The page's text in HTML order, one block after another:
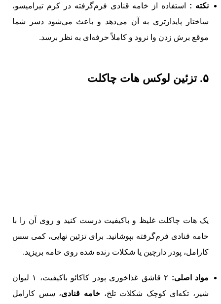
نکته : استفاده از خامه قنادی فرم‌گرفته در کرم تیرامیسو،
ساختار پایدارتری به آن می‌دهد و باعث می‌شود دسر شما
موقع برش زدن وا نرود و کاملاً حرفه‌ای به نظر برسد.
۵. تزئین لوکس هات چاکلت
یک هات چاکلت غلیظ و باکیفیت درست کنید و روی آن را با
خامه قنادی فرم‌گرفته بپوشانید. برای تزئین نهایی، کمی سس
کارامل، پودر دارچین یا شکلات رنده شده روی خامه بریزید.
مواد اصلی:
۲ قاشق غذاخوری پودر کاکائو باکیفیت، ۱ لیوان
شیر، تکه‌ای کوچک شکلات تلخ،خامه قنادی، سس کارامل